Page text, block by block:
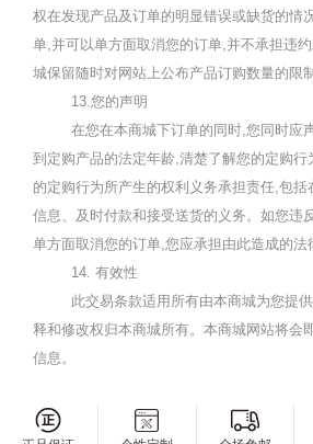
权在发现产品及订单的明显错误或缺货的情
单,并可以单方面取消您的订单,并不承担违
城保留随时对网站上公布产品订购数量的限制
13.您的声明
在您在本商城下订单的同时,您同时应
到定购产品的法定年龄,清楚了解您的定购行
的定购行为所产生的权利义务承担责任,包括
信息、及时付款和接受送货的义务。如您违
单方面取消您的订单,您应承担由此造成的法
14. 有效性
此交易条款适用所有由本商城为您提
释和修改权归本商城所有。本商城网站将会
信息。